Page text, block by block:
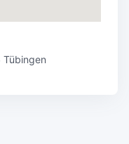
Tübingen